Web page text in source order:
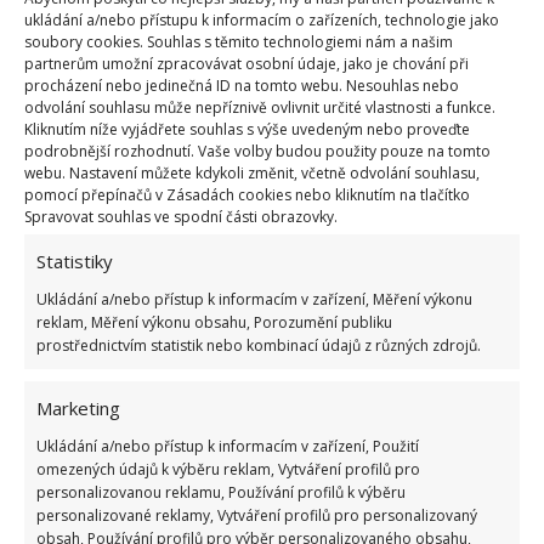
ukládání a/nebo přístupu k informacím o zařízeních, technologie jako
soubory cookies. Souhlas s těmito technologiemi nám a našim
partnerům umožní zpracovávat osobní údaje, jako je chování při
procházení nebo jedinečná ID na tomto webu. Nesouhlas nebo
odvolání souhlasu může nepříznivě ovlivnit určité vlastnosti a funkce.
Kliknutím níže vyjádřete souhlas s výše uvedeným nebo proveďte
podrobnější rozhodnutí. Vaše volby budou použity pouze na tomto
webu. Nastavení můžete kdykoli změnit, včetně odvolání souhlasu,
pomocí přepínačů v Zásadách cookies nebo kliknutím na tlačítko
Spravovat souhlas ve spodní části obrazovky.
Statistiky
Ukládání a/nebo přístup k informacím v zařízení, Měření výkonu
reklam, Měření výkonu obsahu, Porozumění publiku
prostřednictvím statistik nebo kombinací údajů z různých zdrojů.
Marketing
Ukládání a/nebo přístup k informacím v zařízení, Použití
omezených údajů k výběru reklam, Vytváření profilů pro
personalizovanou reklamu, Používání profilů k výběru
personalizované reklamy, Vytváření profilů pro personalizovaný
obsah, Používání profilů pro výběr personalizovaného obsahu,
raději nevyhazujte. Netušíte, co můžete mít doma za
poklady, které vám dříve či později vynesou pěkné
peníze. Tak napříkladpětikoruna z roku 1937 se na
Aukru v květnu 2024, jak píše web Sběratel,
vydražila za téměř 200 tisíc, Foglarova kniha Hoši od
Bobří řeky za 42 tisíc a časopis Čtyřlístek č. 1 z roku
1969 za 53 tisíc korun. Na webu BydlímeÚtulně
jsme vás také informovali o tom, jak vysokou
hodnotu mohou mít některésoučasné české mince
Zdroje:ZprávyAktuálně ,Sběratel